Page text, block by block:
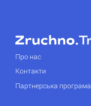
Про нас
Контакти
Партнерська програма